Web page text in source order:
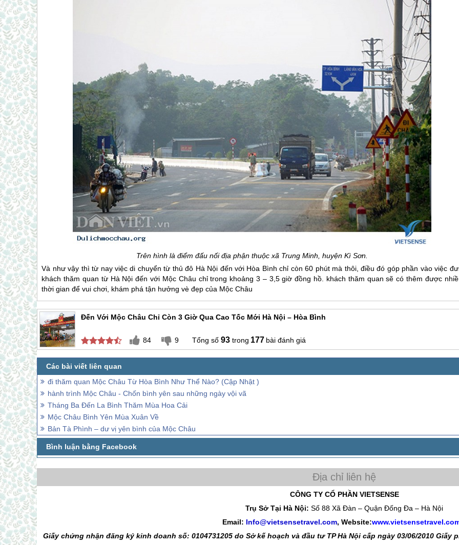
Trên hình là điểm đấu nối địa phận thuộc xã Trung Minh, huyện Kì Sơn.
Và như vậy thì từ nay việc di chuyển từ thủ đô Hà Nội đến với Hòa Bình chỉ còn 60 phút mà thôi, điều đó góp phần vào việc
khách thăm quan từ Hà Nội đến với Mộc Châu chỉ trong khoảng 3 – 3,5 giờ đồng hồ. khách thăm quan sẽ có thêm được
thời gian để vui chơi, khám phá tận hưởng vè đẹp của Mộc Châu
Đến Với Mộc Châu Chỉ Còn 3 Giờ Qua Cao Tốc Mới Hà Nội – Hòa Bình
84 9 93 177 bài đánh giá
đi thăm quan Mộc Châu Từ Hòa Bình Như Thể Nào? (Cập Nhật )
hành trình Mộc Châu - Chốn bình yên sau những ngày vội vã
Tháng Ba Đến La Bình Thăm Mùa Hoa Cải
Mộc Châu Bình Yên Mùa Xuân Về
Bản Tà Phình – dư vị yên bình của Mộc Châu
CÔNG TY CỔ PHẦN VIETSENSE
Trụ Sở Tại Hà Nội: Số 88 Xã Đàn – Quận Đống Đa – Hà Nội
Email: Info@vietsensetravel.com, Website:
Giấy chứng nhận đăng ký kinh doanh số: 0104731205 do Sở kế hoạch và đầu tư TP Hà Nội cấp ngày 03/06/2010 Giấy